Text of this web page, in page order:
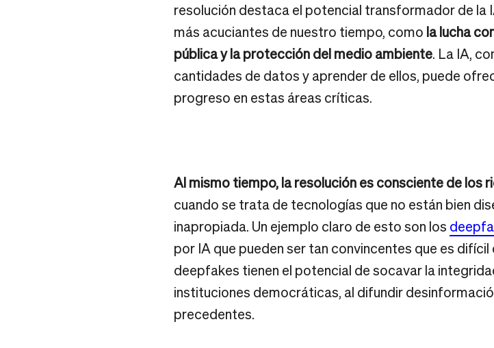
resolución destaca el potencial transformador de la
más acuciantes de nuestro tiempo, como la lucha
pública y la protección del medio ambiente. La IA,
cantidades de datos y aprender de ellos, puede
progreso en estas áreas críticas.
Al mismo tiempo, la resolución es consciente de los
cuando se trata de tecnologías que no están bien
inapropiada. Un ejemplo claro de esto son los
por IA que pueden ser tan convincentes que es
deepfakes tienen el potencial de socavar la
instituciones democráticas, al difundir
precedentes.